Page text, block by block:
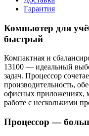
Гарантия
Компьютер для
быстрый
Компактная и
13100 — идеальный
задач. Процессор
производительность,
офисных приложениях,
работе с несколькими
Процессор —